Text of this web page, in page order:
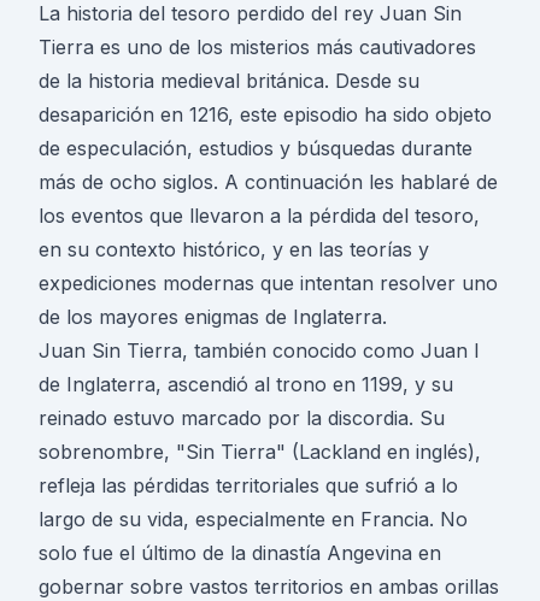
La historia del tesoro perdido del rey Juan Sin
Tierra es uno de los misterios más cautivadores
de la historia medieval británica. Desde su
desaparición en 1216, este episodio ha sido objeto
de especulación, estudios y búsquedas durante
más de ocho siglos. A continuación les hablaré de
los eventos que llevaron a la pérdida del tesoro,
en su contexto histórico, y en las teorías y
expediciones modernas que intentan resolver uno
de los mayores enigmas de Inglaterra.
Juan Sin Tierra, también conocido como Juan I
de Inglaterra, ascendió al trono en 1199, y su
reinado estuvo marcado por la discordia. Su
sobrenombre, "Sin Tierra" (Lackland en inglés),
refleja las pérdidas territoriales que sufrió a lo
largo de su vida, especialmente en Francia. No
solo fue el último de la dinastía Angevina en
gobernar sobre vastos territorios en ambas orillas